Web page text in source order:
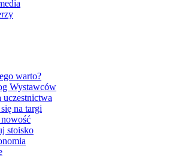
warto?
Wystawców
uczestnictwa
się na targi
nowość
stoisko